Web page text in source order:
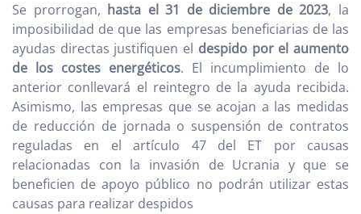
Se prorrogan, hasta el 31 de diciembre de 2023, la
imposibilidad de que las empresas beneficiarias de las
ayudas directas justifiquen el despido por el aumento
de los costes energéticos. El incumplimiento de lo
anterior conllevará el reintegro de la ayuda recibida.
Asimismo, las empresas que se acojan a las medidas
de reducción de jornada o suspensión de contratos
reguladas en el artículo 47 del ET por causas
relacionadas con la invasión de Ucrania y que se
beneficien de apoyo público no podrán utilizar estas
causas para realizar despidos